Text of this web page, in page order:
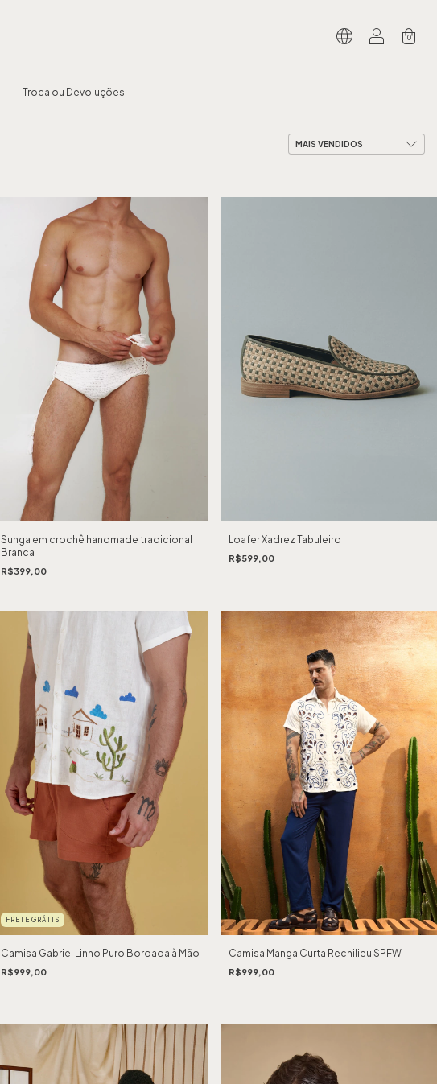
0
Troca ou Devoluções
Sunga em crochê handmade tradicional
Branca
R$399,00
Loafer Xadrez Tabuleiro
R$599,00
FRETE GRÁTIS
Camisa Gabriel Linho Puro Bordada à Mão
R$999,00
Camisa Manga Curta Rechilieu SPFW
R$999,00